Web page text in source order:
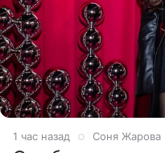
1 час назад Соня Жарова